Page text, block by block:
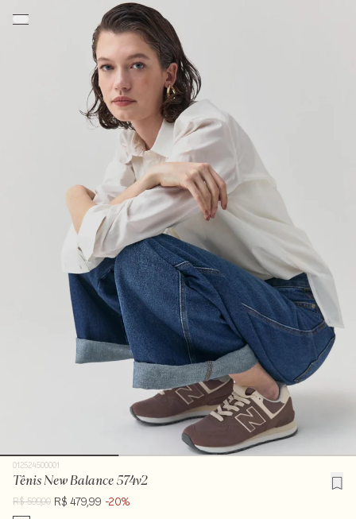
012524500001
Tênis New Balance 574v2
R$ 599,00 R$ 479,99 -20%